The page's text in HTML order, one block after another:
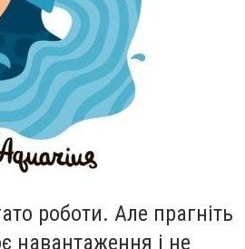
роботи. Але прагнiть
навантаження i не